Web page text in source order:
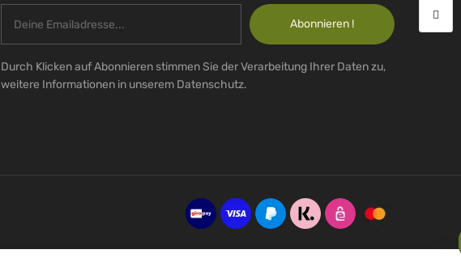
Abonnieren !
Durch Klicken auf Abonnieren stimmen Sie der Verarbeitung Ihrer Daten zu,
weitere Informationen in unserem Datenschutz.